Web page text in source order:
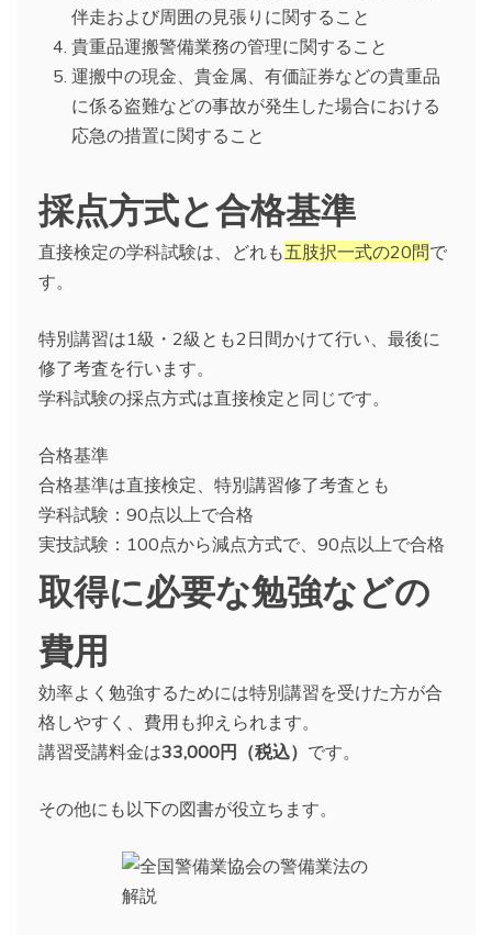
伴走および周囲の見張りに関すること
貴重品運搬警備業務の管理に関すること
運搬中の現金、貴金属、有価証券などの貴重品
に係る盗難などの事故が発生した場合における
応急の措置に関すること
採点方式と合格基準
直接検定の学科試験は、どれも五肢択一式の20問で
す。
特別講習は1級・2級とも2日間かけて行い、最後に
修了考査を行います。
学科試験の採点方式は直接検定と同じです。
合格基準
合格基準は直接検定、特別講習修了考査とも
学科試験：90点以上で合格
実技試験：100点から減点方式で、90点以上で合格
取得に必要な勉強などの
費用
効率よく勉強するためには特別講習を受けた方が合
格しやすく、費用も抑えられます。
講習受講料金は33,000円（税込） です。
その他にも以下の図書が役立ちます。